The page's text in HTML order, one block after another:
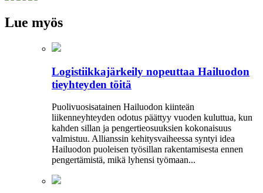
Lue myös
Logistiikkajärkeily nopeuttaa Hailuodon
tieyhteyden töitä
Puolivuosisatainen Hailuodon kiinteän
liikenneyhteyden odotus päättyy vuoden kuluttua, kun
kahden sillan ja pengertieosuuksien kokonaisuus
valmistuu. Allianssin kehitysvaiheessa syntyi idea
Hailuodon puoleisen työsillan rakentamisesta ennen
pengertämistä, mikä lyhensi työmaan...